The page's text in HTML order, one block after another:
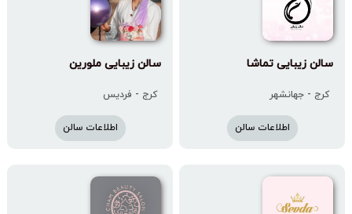
سالن زیبایی تماشا
کرج - جهانشهر
اطلاعات سالن
سالن زیبایی ملورین
کرج - فردیس
اطلاعات سالن